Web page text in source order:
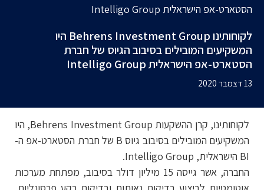
הסטארט-אפ הישראלית Intelligo Group
לקוחותינו Behrens Investment Group היו
המשקיעים המובילים בסיבוב הגיוס של חברת
הסטארט-אפ הישראלית Intelligo Group
13 דצמבר 2020
לקוחותינו, קרן ההשקעות Behrens Investment Group, היו
המשקיעים המובילים בסיבוב גיוס B של חברת הסטארט-אפ ה-
BI הישראלית, Intelligo Group.
החברה, אשר גייסה 15 מיליון דולר בסיבוב, מפתחת מערכות